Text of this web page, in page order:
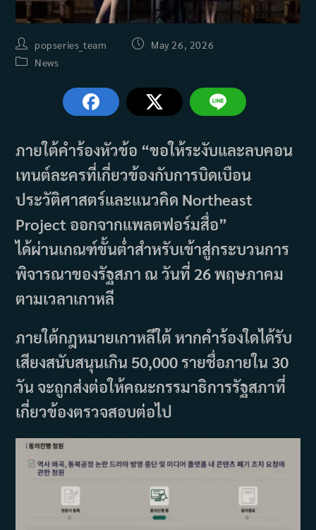
Post
author:
popseries_team
PostMay 26, 2026
PostNews
ภายใต้คำร้องหัวข้อ “ขอให้ระงับและลบคอน
เทนต์ละครที่เกี่ยวข้องกับการบิดเบือน
ประวัติศาสตร์และแนวคิด Northeast
Project ออกจากแพลตฟอร์มสื่อ”
ได้ผ่านเกณฑ์ขั้นต่ำสำหรับเข้าสู่กระบวนการ
พิจารณาของรัฐสภา ณ วันที่ 26 พฤษภาคม
ตามเวลาเกาหลี
ภายใต้กฎหมายเกาหลีใต้ หากคำร้องใดได้รับ
เสียงสนับสนุนเกิน 50,000 รายชื่อภายใน 30
วัน จะถูกส่งต่อให้คณะกรรมาธิการรัฐสภาที่
เกี่ยวข้องตรวจสอบต่อไป